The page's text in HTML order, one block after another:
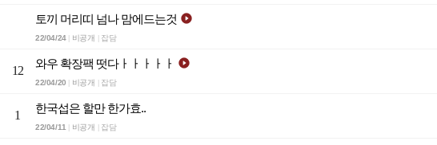
토끼 머리띠 넘나 맘에드는것 
22/04/24| 비공개 잡담
12
와우 확장팩 떳다ㅏㅏㅏㅏㅏ 
22/04/20 비공개 잡담
1
한국섭은 할만 한가효..
22/04/11| 비공개 잡담